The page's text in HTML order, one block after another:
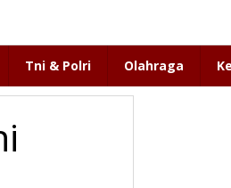
Tni & Polri Olahraga